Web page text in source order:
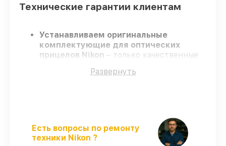
Технические гарантии клиентам
Устанавливаем оригинальные
комплектующие для оптических
прицелов Nikon – только качественные
Сертифицированные инженеры
прицелов Nikon в оговоренные сроки.
Поддержка после ремонта – на все
Развернуть
Есть вопросы по ремонту
техники Nikon ?